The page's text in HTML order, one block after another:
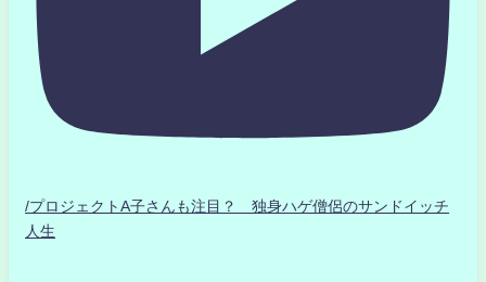
/プロジェクトA子さんも注目？ 独身ハゲ僧侶のサンドイッチ
人生